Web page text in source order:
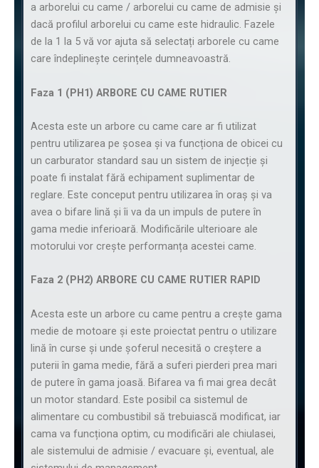
a arborelui cu came / arborelui cu came de admisie și
dacă profilul arborelui cu came este hidraulic. Fazele
de la 1 la 5 vă vor ajuta să selectați arborele cu came
care îndeplinește cerințele dumneavoastră.
Faza 1 (PH1) ARBORE CU CAME RUTIER
Acesta este un arbore cu came care ar fi utilizat
pentru utilizarea pe șosea și va funcționa de obicei cu
un carburator standard sau un sistem de injecție și
poate fi instalat fără echipament suplimentar de
reglare. Este conceput pentru utilizarea în oraș și va
avea o bifare lină și îi va da un impuls de putere în
gama medie inferioară. Modificările ulterioare ale
motorului vor crește performanța acestei came.
Faza 2 (PH2) ARBORE CU CAME RUTIER RAPID
Acesta este un arbore cu came pentru a crește gama
medie de motoare și este proiectat pentru o utilizare
lină în curse și unde șoferul necesită o creștere a
puterii în gama medie, fără a suferi pierderi prea mari
de putere în gama joasă. Bifarea va fi mai grea decât
un motor standard. Este posibil ca sistemul de
alimentare cu combustibil să trebuiască modificat, iar
cama va funcționa optim, cu modificări ale chiulasei,
ale sistemului de admisie / evacuare și, eventual, ale